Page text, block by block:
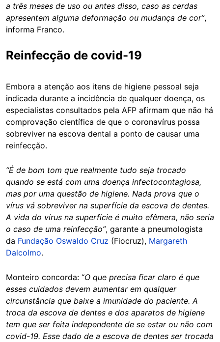
a três meses de uso ou antes disso, caso as cerdas
apresentem alguma deformação ou mudança de cor”,
informa Franco.
Reinfecção de covid-19
Embora a atenção aos itens de higiene pessoal seja
indicada durante a incidência de qualquer doença, os
especialistas consultados pela AFP afirmam que não há
comprovação científica de que o coronavírus possa
sobreviver na escova dental a ponto de causar uma
reinfecção.
“É de bom tom que realmente tudo seja trocado
quando se está com uma doença infectocontagiosa,
mas por uma questão de higiene. Nada prova que o
vírus vá sobreviver na superfície da escova de dentes.
A vida do vírus na superfície é muito efêmera, não seria
o caso de uma reinfecção”, garante a pneumologista
da Fundação Oswaldo Cruz (Fiocruz), Margareth
Dalcolmo.
Monteiro concorda: “O que precisa ficar claro é que
esses cuidados devem aumentar em qualquer
circunstância que baixe a imunidade do paciente. A
troca da escova de dentes e dos aparatos de higiene
tem que ser feita independente de se estar ou não com
covid-19. Esse dado de a escova de dentes ser trocada